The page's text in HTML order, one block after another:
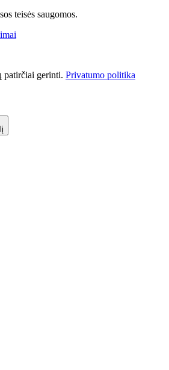
teisės saugomos.
patirčiai gerinti. Privatumo politika